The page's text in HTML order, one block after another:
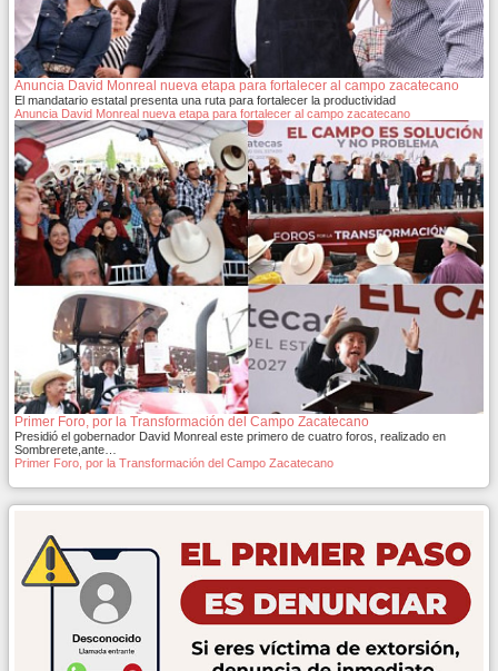
Anuncia David Monreal nueva etapa para fortalecer al campo zacatecano
El mandatario estatal presenta una ruta para fortalecer la productividad
Anuncia David Monreal nueva etapa para fortalecer al campo zacatecano
Primer Foro, por la Transformación del Campo Zacatecano
Presidió el gobernador David Monreal este primero de cuatro foros, realizado en
Sombrerete,ante…
Primer Foro, por la Transformación del Campo Zacatecano